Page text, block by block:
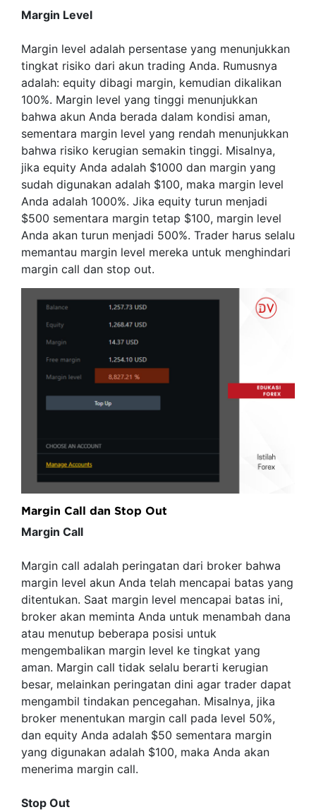
Margin Level
Margin level adalah persentase yang menunjukkan
tingkat risiko dari akun trading Anda. Rumusnya
adalah: equity dibagi margin, kemudian dikalikan
100%. Margin level yang tinggi menunjukkan
bahwa akun Anda berada dalam kondisi aman,
sementara margin level yang rendah menunjukkan
bahwa risiko kerugian semakin tinggi. Misalnya,
jika equity Anda adalah $1000 dan margin yang
sudah digunakan adalah $100, maka margin level
Anda adalah 1000%. Jika equity turun menjadi
$500 sementara margin tetap $100, margin level
Anda akan turun menjadi 500%. Trader harus selalu
memantau margin level mereka untuk menghindari
margin call dan stop out.
Margin Call dan Stop Out
Margin Call
Margin call adalah peringatan dari broker bahwa
margin level akun Anda telah mencapai batas yang
ditentukan. Saat margin level mencapai batas ini,
broker akan meminta Anda untuk menambah dana
atau menutup beberapa posisi untuk
mengembalikan margin level ke tingkat yang
aman. Margin call tidak selalu berarti kerugian
besar, melainkan peringatan dini agar trader dapat
mengambil tindakan pencegahan. Misalnya, jika
broker menentukan margin call pada level 50%,
dan equity Anda adalah $50 sementara margin
yang digunakan adalah $100, maka Anda akan
menerima margin call.
Stop Out